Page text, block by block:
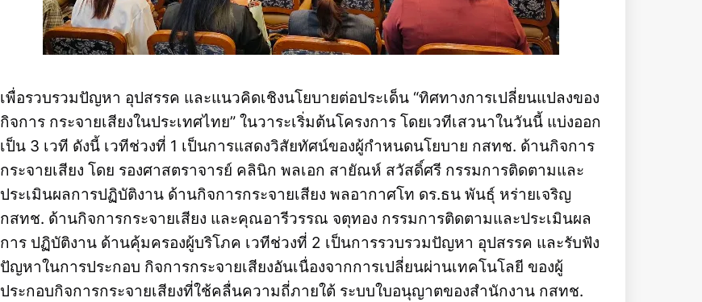
เพื่อรวบรวมปัญหา อุปสรรค และแนวคิดเชิงนโยบายต่อประเด็น “ทิศทางการเปลี่ยนแปลงของ
กิจการ กระจายเสียงในประเทศไทย” ในวาระเริ่มต้นโครงการ โดยเวทีเสวนาในวันนี้ แบ่งออก
เป็น 3 เวที ดังนี้ เวทีช่วงที่ 1 เป็นการแสดงวิสัยทัศน์ของผู้กำหนดนโยบาย กสทช. ด้านกิจการ
กระจายเสียง โดย รองศาสตราจารย์ คลินิก พลเอก สายัณห์ สวัสดิ์ศรี กรรมการติดตามและ
ประเมินผลการปฏิบัติงาน ด้านกิจการกระจายเสียง พลอากาศโท ดร.ธน พันธุ์ หร่ายเจริญ
กสทช. ด้านกิจการกระจายเสียง และคุณอารีวรรณ จตุทอง กรรมการติดตามและประเมินผล
การ ปฏิบัติงาน ด้านคุ้มครองผู้บริโภค เวทีช่วงที่ 2 เป็นการรวบรวมปัญหา อุปสรรค และรับฟัง
ปัญหาในการประกอบ กิจการกระจายเสียงอันเนื่องจากการเปลี่ยนผ่านเทคโนโลยี ของผู้
ประกอบกิจการกระจายเสียงที่ใช้คลื่นความถี่ภายใต้ ระบบใบอนุญาตของสำนักงาน กสทช.